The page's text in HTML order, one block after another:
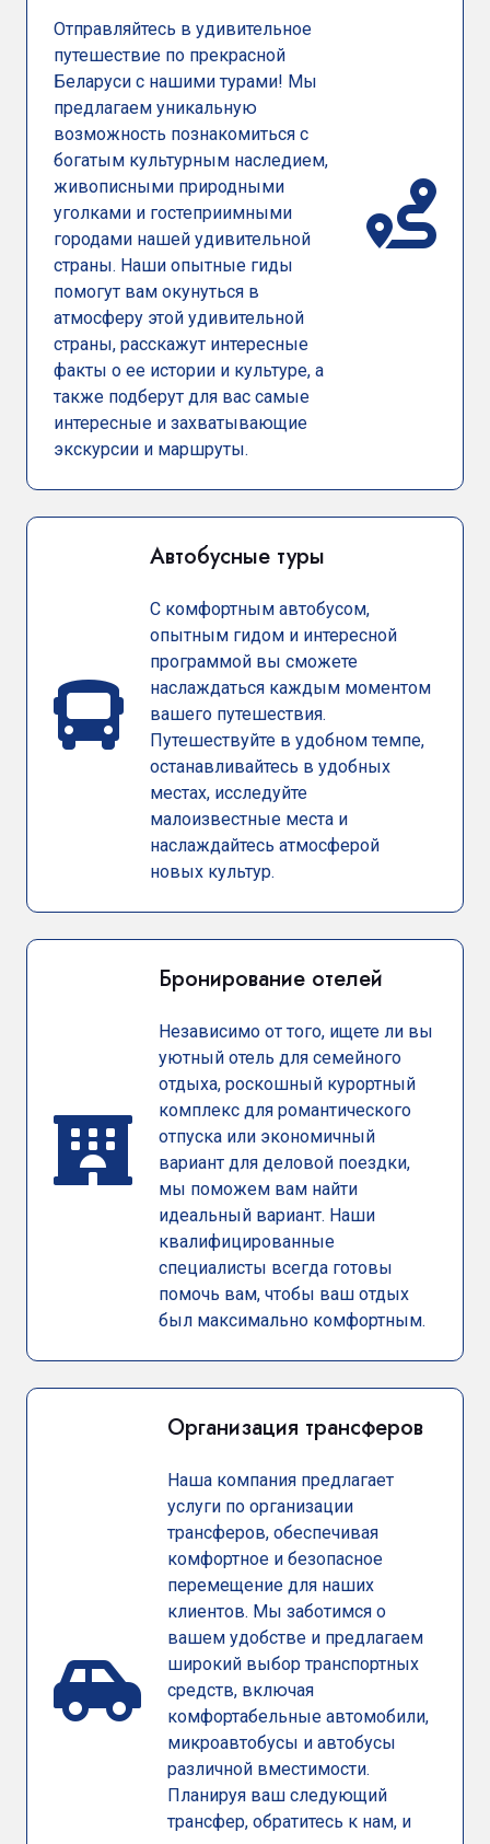
Отправляйтесь в удивительное
путешествие по прекрасной
Беларуси с нашими турами! Мы
предлагаем уникальную
возможность познакомиться с
богатым культурным наследием,
живописными природными
уголками и гостеприимными
городами нашей удивительной
страны. Наши опытные гиды
помогут вам окунуться в
атмосферу этой удивительной
страны, расскажут интересные
факты о ее истории и культуре, а
также подберут для вас самые
интересные и захватывающие
экскурсии и маршруты.
Автобусные туры
С комфортным автобусом,
опытным гидом и интересной
программой вы сможете
наслаждаться каждым моментом
вашего путешествия.
Путешествуйте в удобном темпе,
останавливайтесь в удобных
местах, исследуйте
малоизвестные места и
наслаждайтесь атмосферой
новых культур.
Бронирование отелей
Независимо от того, ищете ли вы
уютный отель для семейного
отдыха, роскошный курортный
комплекс для романтического
отпуска или экономичный
вариант для деловой поездки,
мы поможем вам найти
идеальный вариант. Наши
квалифицированные
специалисты всегда готовы
помочь вам, чтобы ваш отдых
был максимально комфортным.
Организация трансферов
Наша компания предлагает
услуги по организации
трансферов, обеспечивая
комфортное и безопасное
перемещение для наших
клиентов. Мы заботимся о
вашем удобстве и предлагаем
широкий выбор транспортных
средств, включая
комфортабельные автомобили,
микроавтобусы и автобусы
различной вместимости.
Планируя ваш следующий
трансфер, обратитесь к нам, и